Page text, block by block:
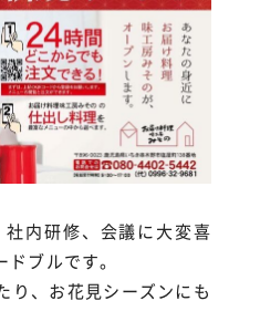
内研修、会議に大変喜
ブルです。
り、お花見シーズンにも